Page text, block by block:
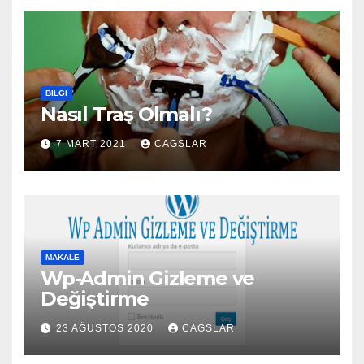
BILGI
Nasıl Traş Olmalı?
7 MART 2021 CAGSLAR
MAKALE
Wp-Admin Gizleme ve
Değiştirme
23 AĞUSTOS 2020 CAGSLAR